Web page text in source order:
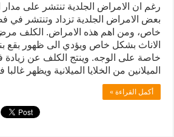
رغم ان الامراض الجلدية تنتشر على مدار
بعض الامراض الجلدية تزداد وتنتشر
خاص، ومن اهم هذه الامراض. الكلف
الاناث بشكل خاص ويؤدي الى ظهور بقع
خاصة على الوجه. وينتج الكلف عن زيادة
الميلانين من الخلايا الميلانية ويظهر
أكمل القراءة »